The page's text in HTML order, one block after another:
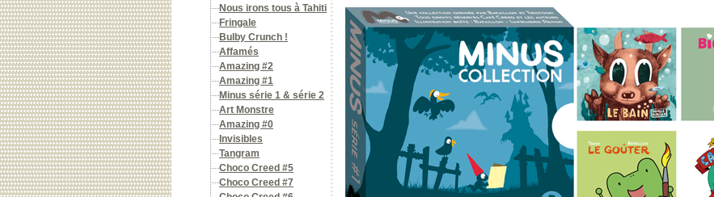
Nous irons tous à Tahiti
Fringale
Bulby Crunch !
Affamés
Amazing #2
Amazing #1
Minus série 1 & série 2
Art Monstre
Amazing #0
Invisibles
Tangram
Choco Creed #5
Choco Creed #7